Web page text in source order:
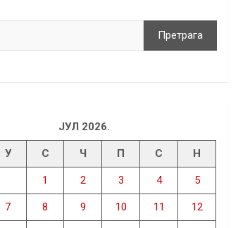
Претрага
ЈУЛ 2026.
У С Ч П С Н
1 2 3 4 5
7 8 9 10 11 12